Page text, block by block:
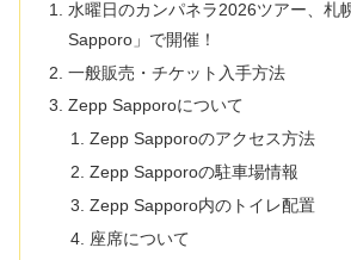
水曜日のカンパネラ2026ツアー、札
Sapporo」で開催！
一般販売・チケット入手方法
Zepp Sapporoについて
Zepp Sapporoのアクセス方法
Zepp Sapporoの駐車場情報
Zepp Sapporo内のトイレ配置
座席について